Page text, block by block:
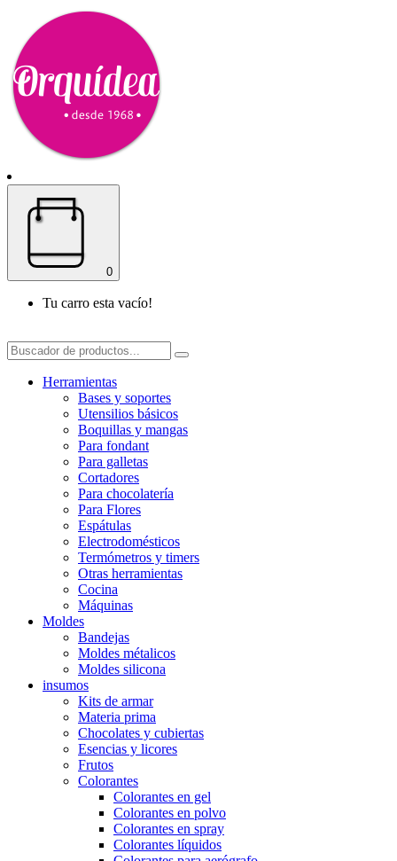
0
Tu carro esta vacío!
Herramientas
Bases y soportes
Utensilios básicos
Boquillas y mangas
Para fondant
Para galletas
Cortadores
Para chocolatería
Para Flores
Espátulas
Electrodomésticos
Termómetros y timers
Otras herramientas
Cocina
Máquinas
Moldes
Bandejas
Moldes métalicos
Moldes silicona
insumos
Kits de armar
Materia prima
Chocolates y cubiertas
Esencias y licores
Frutos
Colorantes
Colorantes en gel
Colorantes en polvo
Colorantes en spray
Colorantes líquidos